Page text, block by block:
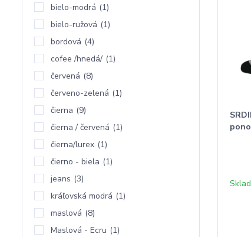
bielo-modrá (1)
bielo-ružová (1)
bordová (4)
cofee /hnedá/ (1)
červená (8)
červeno-zelená (1)
čierna (9)
čierna / červená (1)
čierna/lurex (1)
čierno - biela (1)
jeans (3)
kráľovská modrá (1)
maslová (8)
Maslová - Ecru (1)